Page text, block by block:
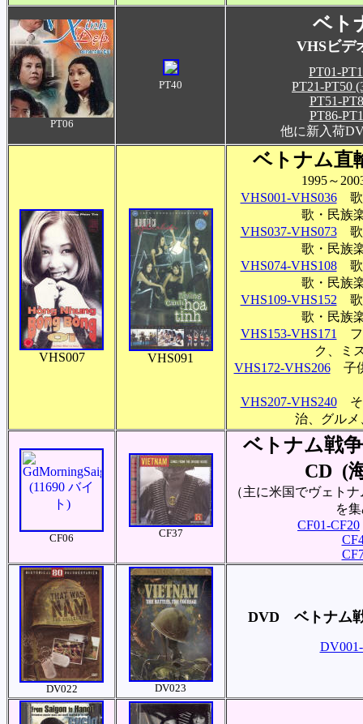
PT06
PT40
ベ
VHSビデ
PT01-
PT21-PT50
PT51-
PT86-
他に新入荷
VHS007 VHS091
ベトナム直
1995～
VHS001-VHS036歌
歌・民族
VHS037-VHS073歌
歌・民族
VHS074-VHS108歌
歌・民族
VHS109-VHS152 歌
歌・民族
VHS153-VHS171
フ
ク、ミ
VHS172-VHS206子供
VHS207-VHS240そ
治、グル
CF06 CF37
ベトナム戦
CD (
（主に米国でヴェト
を
CF01-CF20
DV022 DV023
DVD ベトナム